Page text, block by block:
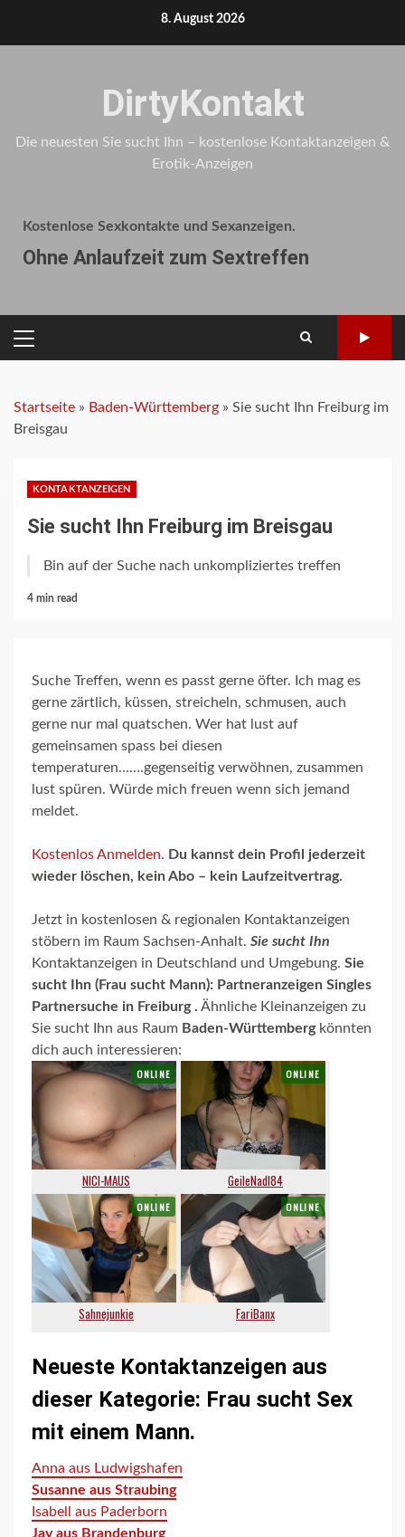
8. August 2026
DirtyKontakt
Die neuesten Sie sucht Ihn – kostenlose Kontaktanzeigen &
Erotik-Anzeigen
Kostenlose Sexkontakte und Sexanzeigen.
Ohne Anlaufzeit zum Sextreffen
PRIMARY
MENU
Startseite » Baden-Württemberg » Sie sucht Ihn Freiburg im
Breisgau
KONTAKTANZEIGEN
Sie sucht Ihn Freiburg im Breisgau
Bin auf der Suche nach unkompliziertes treffen
4 min read
Suche Treffen, wenn es passt gerne öfter. Ich mag es
gerne zärtlich, küssen, streicheln, schmusen, auch
gerne nur mal quatschen. Wer hat lust auf
gemeinsamen spass bei diesen
temperaturen…….gegenseitig verwöhnen, zusammen
lust spüren. Würde mich freuen wenn sich jemand
meldet.
Kostenlos Anmelden. Du kannst dein Profil jederzeit
wieder löschen, kein Abo – kein Laufzeitvertrag.
Jetzt in kostenlosen & regionalen Kontaktanzeigen
stöbern im Raum Sachsen-Anhalt. Sie sucht Ihn
Kontaktanzeigen in Deutschland und Umgebung. Sie
sucht Ihn (Frau sucht Mann): Partneranzeigen Singles
Partnersuche in Freiburg . Ähnliche Kleinanzeigen zu
Sie sucht Ihn aus Raum Baden-Württembergkönnten
dich auch interessieren:
Neueste Kontaktanzeigen aus
dieser Kategorie: Frau sucht Sex
mit einem Mann.
Anna aus Ludwigshafen
Susanne aus Straubing
Isabell aus Paderborn
Jay aus Brandenburg